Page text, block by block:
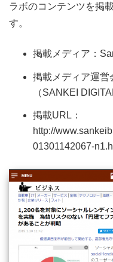
ラボのコンテンツを掲
す。
掲載メディア：
掲載メディア運営
（SANKEI
掲載URL：
http://
01301142067-